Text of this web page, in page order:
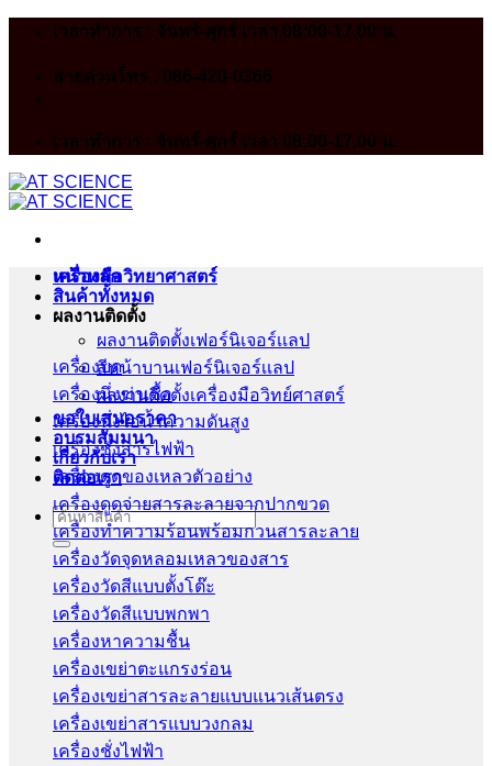
Skip
เวลาทำการ : จันทร์-ศุกร์ เวลา 08:00-17.00 น.
สายด่วนโทร : 086-420-0366
เวลาทำการ : จันทร์-ศุกร์ เวลา 08:00-17.00 น.
หน้าหลัก
สินค้าทั้งหมด
ผลงานติดตั้ง
ผลงานติดตั้งเฟอร์นิเจอร์เเลป
สีหน้าบานเฟอร์นิเจอร์เเลป
ผลงานติดตั้งเครื่องมือวิทย์ศาสตร์
ขอใบเสนอราคา
อบรมสัมมนา
เกี่ยวกับเรา
ติดต่อเรา
Search
for:
เครื่องมือวิทยาศาสตร์
เครื่องบด
เครื่องนึ่งฆ่าเชื้อ
เครื่องนึ่งไอน้ำความดันสูง
เครื่องชั่งสารไฟฟ้า
เครื่องดูดของเหลวตัวอย่าง
เครื่องดูดจ่ายสารละลายจากปากขวด
เครื่องทำความร้อนพร้อมกวนสารละลาย
เครื่องวัดจุดหลอมเหลวของสาร
เครื่องวัดสีแบบตั้งโต๊ะ
เครื่องวัดสีแบบพกพา
เครื่องหาความชื้น
เครื่องเขย่าตะแกรงร่อน
เครื่องเขย่าสารละลายแบบแนวเส้นตรง
เครื่องเขย่าสารแบบวงกลม
เครื่องชั่งไฟฟ้า